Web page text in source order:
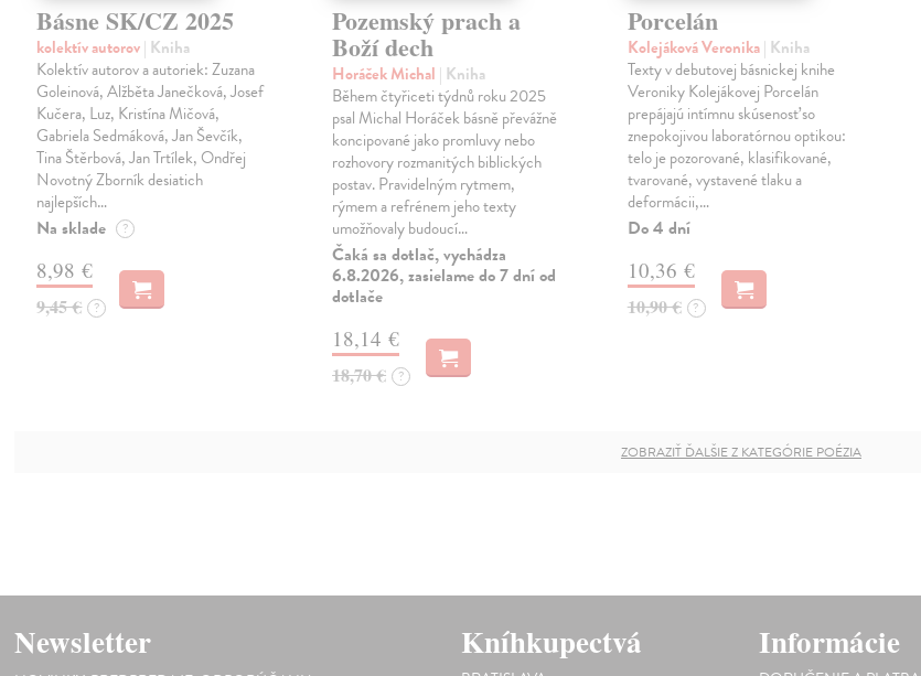
Básne SK/CZ 2025
kolektív autorov| Kniha
Kolektív autorov a autoriek: Zuzana
Goleinová, Alžběta Janečková, Josef
Kučera, Luz, Kristína Mičová,
Gabriela Sedmáková, Jan Ševčík,
Tina Štěrbová, Jan Trtílek, Ondřej
Novotný Zborník desiatich
najlepších…
Na sklade ?
8,98 €
9,45 € ?
Pozemský prach a
Boží dech
Horáček Michal | Kniha
Během čtyřiceti týdnů roku 2025
psal Michal Horáček básně převážně
koncipované jako promluvy nebo
rozhovory rozmanitých biblických
postav. Pravidelným rytmem,
rýmem a refrénem jeho texty
umožňovaly budoucí…
Čaká sa dotlač, vychádza
6.8.2026, zasielame do 7 dní od
dotlače
18,14 €
18,70 € ?
Porcelán
Kolejáková Veronika| Kniha
Texty v debutovej básnickej knihe
Veroniky Kolejákovej Porcelán
prepájajú intímnu skúsenosť so
znepokojivou laboratórnou optikou:
telo je pozorované, klasifikované,
tvarované, vystavené tlaku a
deformácii,…
Do 4 dní
10,36 €
10,90 € ?
ZOBRAZIŤ ĎALŠIE Z KATEGÓRIE POÉZIA
Newsletter Kníhkupectvá Informácie